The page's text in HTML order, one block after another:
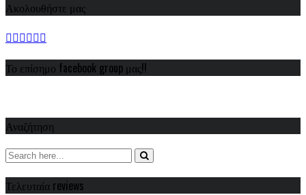
Ακολουθήστε μας
Το επίσημο facebook group μας!!
Αναζήτηση
Τελευταία reviews